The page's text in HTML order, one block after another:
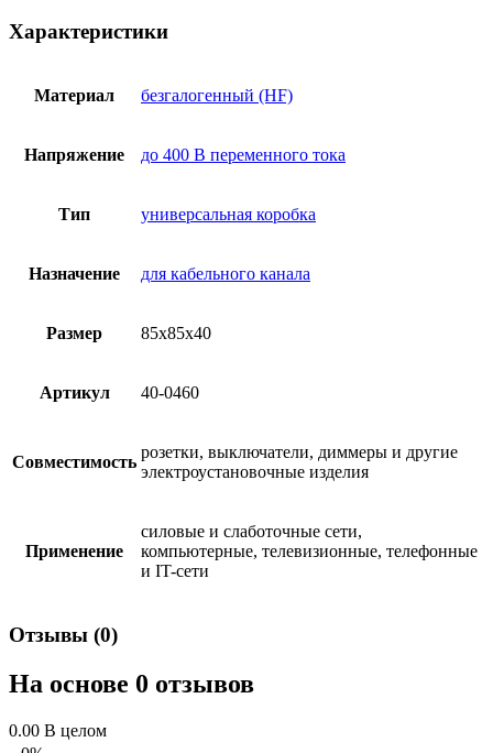
Характеристики
Материал безгалогенный (HF)
Напряжение до 400 В переменного тока
Тип универсальная коробка
Назначение для кабельного канала
Размер 85х85х40
Артикул 40-0460
Совместимость
розетки, выключатели, диммеры и другие
электроустановочные изделия
Применение
силовые и слаботочные сети,
компьютерные, телевизионные, телефонные
и IT-сети
Отзывы (0)
На основе 0 отзывов
0.00 В целом